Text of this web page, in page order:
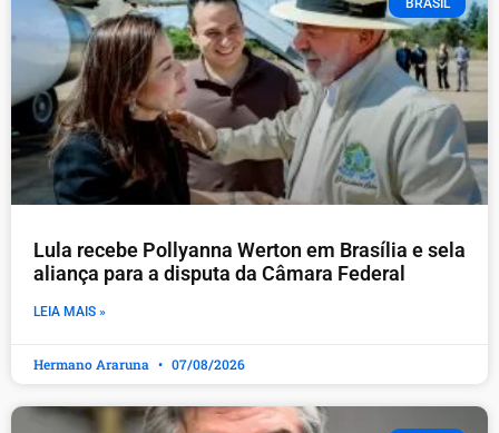
BRASIL
Lula recebe Pollyanna Werton em Brasília e sela
aliança para a disputa da Câmara Federal
LEIA MAIS »
Hermano Araruna 07/08/2026